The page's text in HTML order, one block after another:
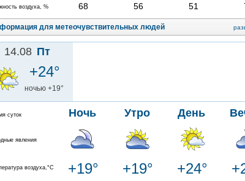
воздуха, % 68 56 51
для метеочувствительных людей
14.08 Пт
+24°
ночью +19°
суток Ночь Утро День
явления
воздуха,°C +19° +19° +24°